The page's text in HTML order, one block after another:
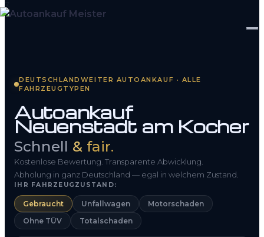
So funktioniert’s
Kontakt
FAQ
0800 1553 5546
DEUTSCHLANDWEITER AUTOANKAUF · ALLE
FAHRZEUGTYPEN
Autoankauf
Neuenstadt am Kocher
Schnell & fair.
Kostenlose Bewertung. Transparente Abwicklung.
Abholung in ganz Deutschland — egal in welchem Zustand.
IHR FAHRZEUGZUSTAND:
Gebraucht Unfallwagen
Motorschaden
Ohne TÜV
Totalschaden